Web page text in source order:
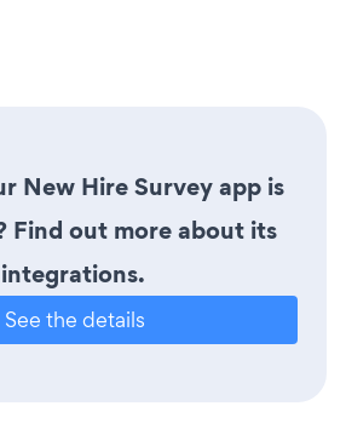
New Hire Survey app is
Find out more about its
See the details